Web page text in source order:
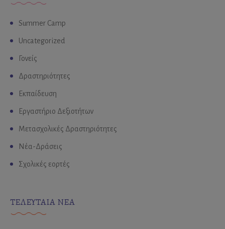
Summer Camp
Uncategorized
Γονείς
Δραστηριότητες
Εκπαίδευση
Εργαστήριο Δεξιοτήτων
Μετασχολικές Δραστηριότητες
Νέα-Δράσεις
Σχολικές εορτές
ΤΕΛΕΥΤΑΙΑ ΝΕΑ